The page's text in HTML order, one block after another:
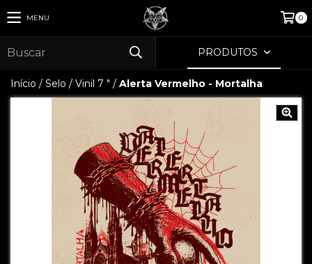
MENU 0
PRODUTOS
Início / Selo / Vinil 7 " / Alerta Vermelho - Mortalha